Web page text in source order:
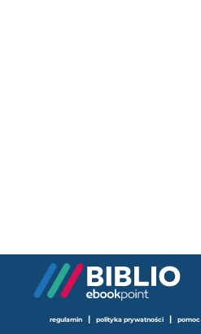
regulamin | polityka prywatności | pomoc